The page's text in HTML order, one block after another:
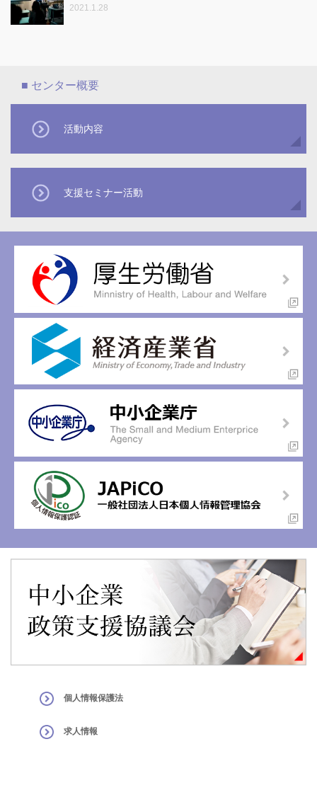
2021.1.28
活動内容
支援セミナー活動
個人情報保護法
求人情報